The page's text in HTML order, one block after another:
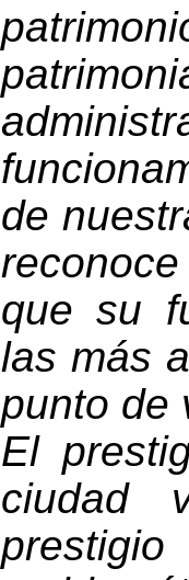
de
que su
las más
punto de
El
ciudad
prestigio